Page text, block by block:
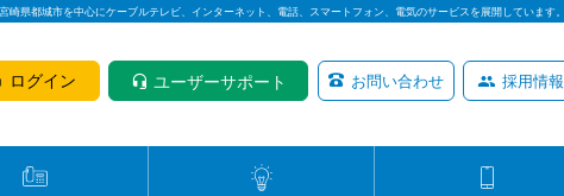
崎県都城市を中心にケーブルテレビ、インターネット、電話、スマートフォン、電気のサービスを展開しています。
ログイン ユーザーサポート お問い合わせ 採用情報